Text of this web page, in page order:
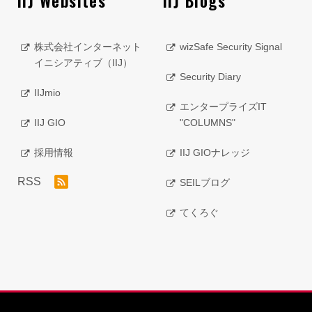
株式会社インターネット
イニシアティブ（IIJ）
IIJmio
IIJ GIO
採用情報
RSS
wizSafe Security Signal
Security Diary
エンタープライズIT
"COLUMNS"
IIJ GIOナレッジ
SEILブログ
てくろぐ